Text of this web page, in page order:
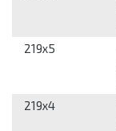
219x5
219x4